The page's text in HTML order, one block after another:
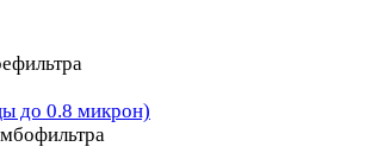
до 0.8 микрон)